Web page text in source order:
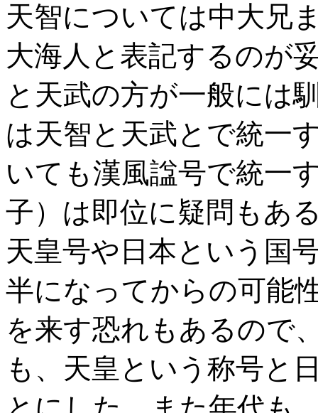
天智については中大兄
大海人と表記するのが
と天武の方が一般には
は天智と天武とで統一
いても漢風諡号で統一
子）は即位に疑問もあ
天皇号や日本という国
半になってからの可能
を来す恐れもあるので
も、天皇という称号と